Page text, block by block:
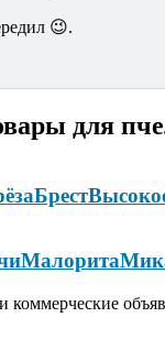
😉.
для
Брест
Малорита